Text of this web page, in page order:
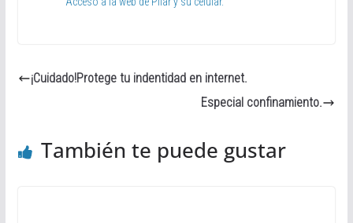
¡Cuidado!Protege tu indentidad en internet.
Especial confinamiento.
También te puede gustar